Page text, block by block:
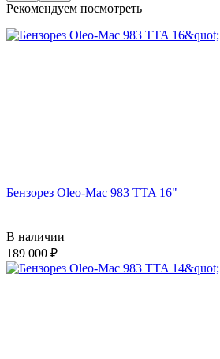
Рекомендуем посмотреть
Бензорез Oleo-Mac 983 TTA 16"
В наличии
189 000